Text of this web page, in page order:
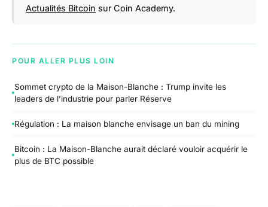
Actualités Bitcoin sur Coin Academy.
POUR ALLER PLUS LOIN
Sommet crypto de la Maison-Blanche : Trump invite les
leaders de l’industrie pour parler Réserve
Régulation : La maison blanche envisage un ban du mining
Bitcoin : La Maison-Blanche aurait déclaré vouloir acquérir le
plus de BTC possible